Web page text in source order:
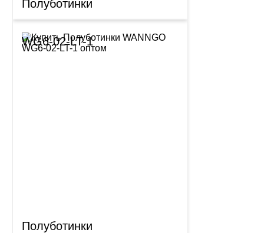
Полуботинки
WG6-02-LT-1
Полуботинки